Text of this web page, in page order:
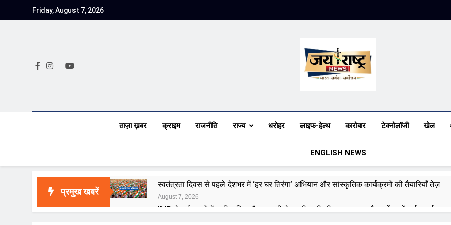
Friday, August 7, 2026
Jai Rashtra
ताज़ा ख़बर क्राइम राजनीति राज्य धरोहर लाइफ-हेल्थ कारोबार टेक्नोलॉजी खेल
ENGLISH NEWS
प्रमुख खबरें
स्वतंत्रता दिवस से पहले देशभर में ‘हर घर तिरंगा’ अभियान और सांस्कृतिक कार्यक्रमों की तैयारियाँ तेज़
August 7, 2026
IMD ने कई राज्यों में भारी बारिश और बाढ़ की चेतावनी जारी की, उत्तर भारत और पूर्वोत्तर में हाई अलर्ट
August 7, 2026